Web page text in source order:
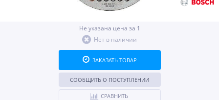
Не указана цена за 1
Нет в наличии
ЗАКАЗАТЬ ТОВАР
СООБЩИТЬ О ПОСТУПЛЕНИИ
СРАВНИТЬ